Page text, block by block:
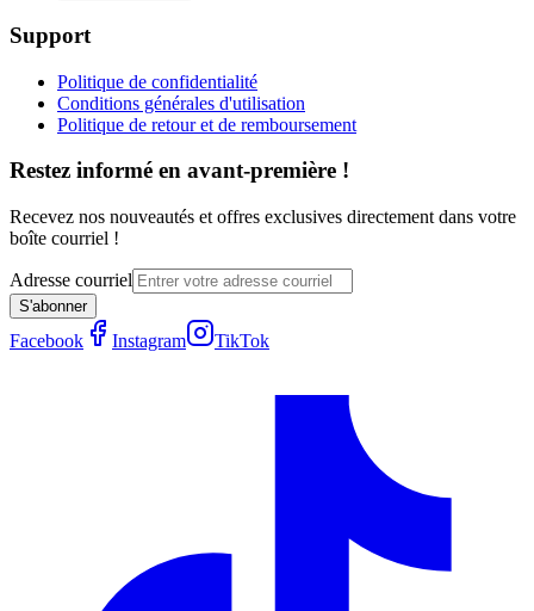
Support
Politique de confidentialité
Conditions générales d'utilisation
Politique de retour et de remboursement
Restez informé en avant-première !
Recevez nos nouveautés et offres exclusives directement dans votre
boîte courriel !
Adresse courriel
S'abonner
Facebook Instagram TikTok